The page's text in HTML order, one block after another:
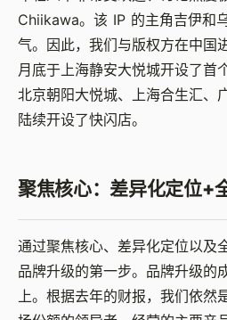
Chiikawa。该 IP 的主角吉伊和
气。因此，我们与版权方在中国
月底于上海静安大悦城开设了首
北京朝阳大悦城、上海合生汇、
陆续开设了快闪店。
聚焦核心：差异化定位+
通过聚焦核心、差异化定位以及
品牌升级的第一步。品牌升级的
上。根据去年的财报，我们依然